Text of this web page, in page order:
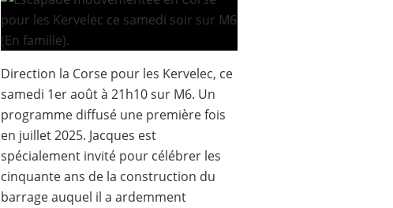
Direction la Corse pour les Kervelec, ce
samedi 1er août à 21h10 sur M6. Un
programme diffusé une première fois
en juillet 2025. Jacques est
spécialement invité pour célébrer les
cinquante ans de la construction du
barrage auquel il a ardemment